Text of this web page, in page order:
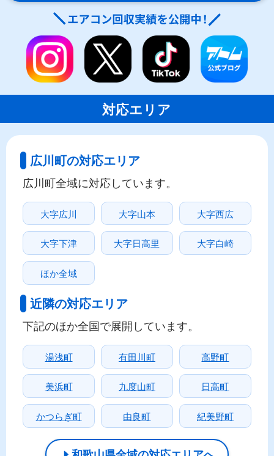
対応エリア
広川町の対応エリア
広川町全域に対応しています。
大字広川 大字山本 大字西広
大字下津 大字日高里 大字白崎
ほか全域
近隣の対応エリア
下記のほか全国で展開しています。
湯浅町 有田川町 高野町
美浜町 九度山町 日高町
かつらぎ町 由良町 紀美野町